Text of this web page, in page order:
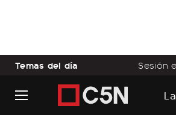
Temas del día Sesión